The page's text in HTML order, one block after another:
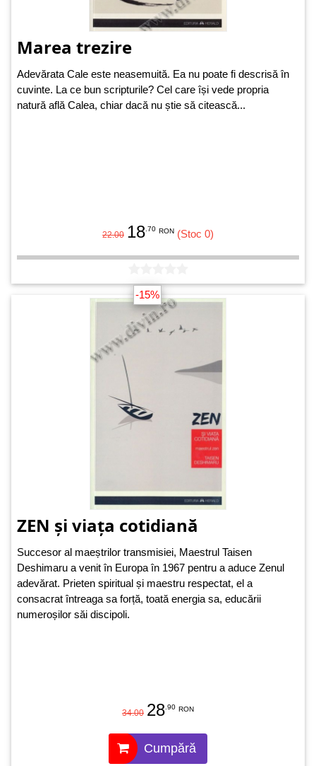
Marea trezire
Adevărata Cale este neasemuită. Ea nu poate fi descrisă în
cuvinte. La ce bun scripturile? Cel care își vede propria
natură află Calea, chiar dacă nu știe să citească...
22.00 18 .70 RON (Stoc 0)
-15%
ZEN și viața cotidiană
Succesor al maeștrilor transmisiei, Maestrul Taisen
Deshimaru a venit în Europa în 1967 pentru a aduce Zenul
adevărat. Prieten spiritual și maestru respectat, el a
consacrat întreaga sa forță, toată energia sa, educării
numeroșilor săi discipoli.
34.00 28 .90 RON
Cumpără